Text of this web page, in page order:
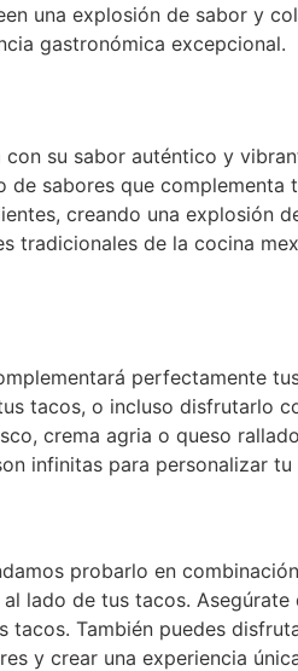
una explosión de sabor y
gastronómica excepcional.
su sabor auténtico y
sabores que
creando una explosión
de la cocina
perfectamente
tacos, o incluso disfrutarlo
crema agria o queso
infinitas para personalizar
probarlo en
lado de tus tacos.
También puedes
y crear una experiencia